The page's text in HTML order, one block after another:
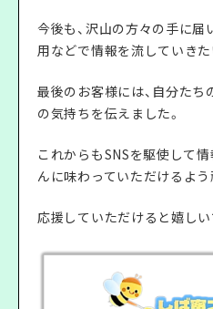
今後も、沢山の方々の手に届
用などで情報を流していきた
最後のお客様には、自分たち
の気持ちを伝えました。
これからもSNSを駆使して
んに味わっていただけるよう
応援していただけると嬉しい